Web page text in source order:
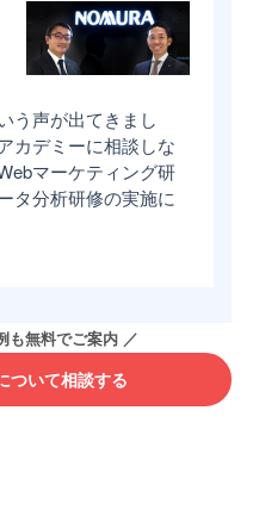
う声が出てきまし
カデミーに相談しな
マーケティング研
タ分析研修の実施に
ついて相談する